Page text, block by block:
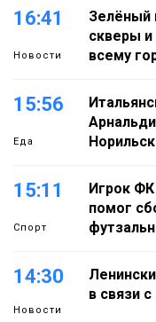
16:41
Новости
Зелёный
скверы и
всему
15:56
Еда
15:11
Спорт
Игрок
помог
14:30
Новости
в связи